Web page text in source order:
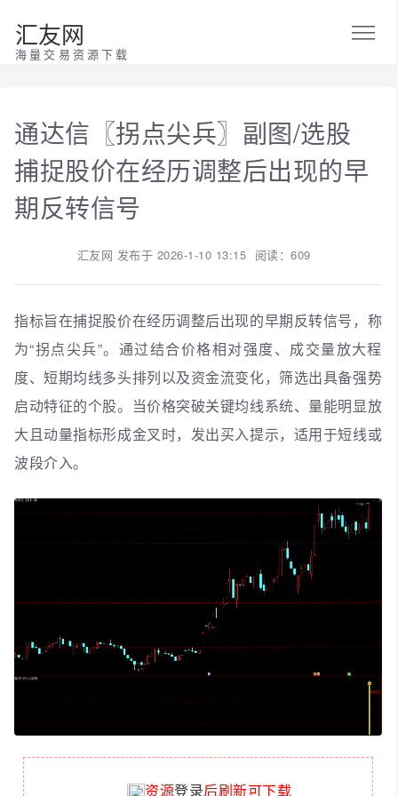
汇友网
海量交易资源下载
通达信〖拐点尖兵〗副图/选股
捕捉股价在经历调整后出现的早
期反转信号
汇友网 发布于 2026-1-10 13:15 阅读：609
指标旨在捕捉股价在经历调整后出现的早期反转信号，称
为“拐点尖兵”。通过结合价格相对强度、成交量放大程
度、短期均线多头排列以及资金流变化，筛选出具备强势
启动特征的个股。当价格突破关键均线系统、量能明显放
大且动量指标形成金叉时，发出买入提示，适用于短线或
波段介入。
资源登录后刷新可下载